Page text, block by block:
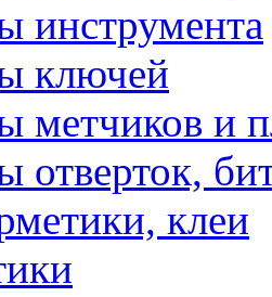
инструмента
ключей
метчиков и
отверток,
клеи